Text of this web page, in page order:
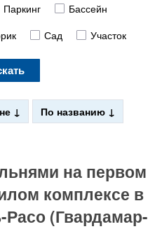
Паркинг
Бассейн
Сад Участок
По названию
на первом
комплексе в
(Гвардамар-